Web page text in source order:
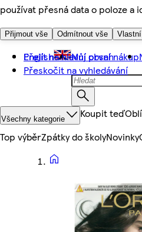
používat přesná data o poloze a
Přijmout vše Odmítnout vše
Přejít na hlavní obsah
Přeskočit na vyhledávání
English Můj první nákup
Všechny kategorie Koupit teď
Top výběrZpátky do školyNovinky